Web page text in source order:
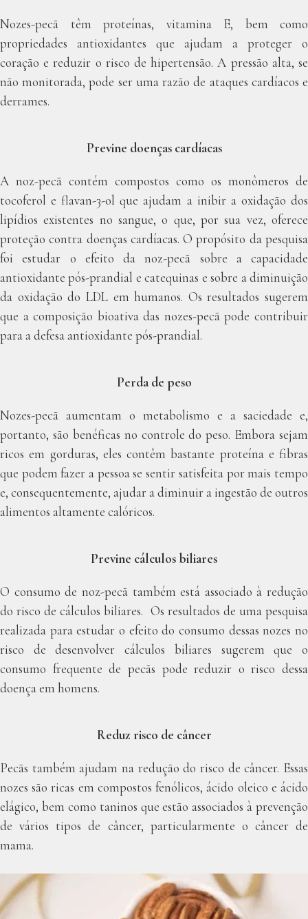
Nozes-pecã têm proteínas, vitamina E, bem como
propriedades antioxidantes que ajudam a proteger o
coração e reduzir o risco de hipertensão. A pressão alta, se
não monitorada, pode ser uma razão de ataques cardíacos e
derrames.
Previne doenças cardíacas
A noz-pecã contém compostos como os monômeros de
tocoferol e flavan-3-ol que ajudam a inibir a oxidação dos
lipídios existentes no sangue, o que, por sua vez, oferece
proteção contra doenças cardíacas. O propósito da pesquisa
foi estudar o efeito da noz-pecã sobre a capacidade
antioxidante pós-prandial e catequinas e sobre a diminuição
da oxidação do LDL em humanos. Os resultados sugerem
que a composição bioativa das nozes-pecã pode contribuir
para a defesa antioxidante pós-prandial.
Perda de peso
Nozes-pecã aumentam o metabolismo e a saciedade e,
portanto, são benéficas no controle do peso. Embora sejam
ricos em gorduras, eles contêm bastante proteína e fibras
que podem fazer a pessoa se sentir satisfeita por mais tempo
e, consequentemente, ajudar a diminuir a ingestão de outros
alimentos altamente calóricos.
Previne cálculos biliares
O consumo de noz-pecã também está associado à redução
do risco de cálculos biliares. Os resultados de uma pesquisa
realizada para estudar o efeito do consumo dessas nozes no
risco de desenvolver cálculos biliares sugerem que o
consumo frequente de pecãs pode reduzir o risco dessa
doença em homens.
Reduz risco de câncer
Pecãs também ajudam na redução do risco de câncer. Essas
nozes são ricas em compostos fenólicos, ácido oleico e ácido
elágico, bem como taninos que estão associados à prevenção
de vários tipos de câncer, particularmente o câncer de
mama.